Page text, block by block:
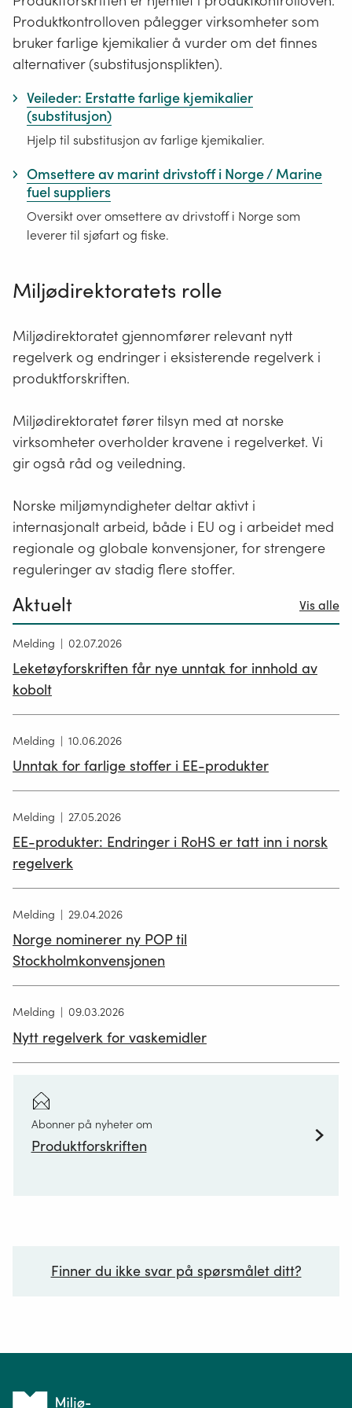
er
gjenstander
går
strøm
gjennom.
er
batteri
og/eller
strømnettet
via
ledning.
Både
husholdningsutstyr
og
være
produkter
Produktkontrolloven pålegger virksomheter som
bruker farlige kjemikalier å vurder om det finnes
alternativer (substitusjonsplikten).
Veileder: Erstatte farlige kjemikalier
(substitusjon)
Hjelp til substitusjon av farlige kjemikalier.
Omsettere av marint drivstoff i Norge / Marine
fuel suppliers
Oversikt over omsettere av drivstoff i Norge som
leverer til sjøfart og fiske.
Miljødirektoratets rolle
Miljødirektoratet gjennomfører relevant nytt
regelverk og endringer i eksisterende regelverk i
produktforskriften.
Miljødirektoratet fører tilsyn med at norske
virksomheter overholder kravene i regelverket. Vi
gir også råd og veiledning.
Norske miljømyndigheter deltar aktivt i
internasjonalt arbeid, både i EU og i arbeidet med
regionale og globale konvensjoner, for strengere
reguleringer av stadig flere stoffer.
Aktuelt Vis alle
Melding 02.07.2026
Leketøyforskriften får nye unntak for innhold av
kobolt
Melding 10.06.2026
Unntak for farlige stoffer i EE-produkter
Melding 27.05.2026
EE-produkter: Endringer i RoHS er tatt inn i norsk
regelverk
Melding 29.04.2026
Norge nominerer ny POP til
Stockholmkonvensjonen
Melding 09.03.2026
Nytt regelverk for vaskemidler
Abonner på nyheter om
Produktforskriften
Finner du ikke svar på spørsmålet ditt?
Tilbake